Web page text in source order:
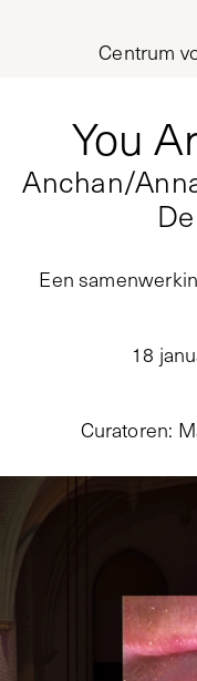
Centrum
You
Anchan/
Een
18
Curatoren: